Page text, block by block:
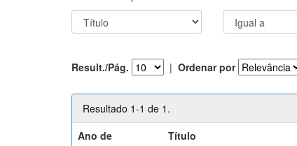
Result./Pág. | Ordenar por
Resultado 1-1 de 1.
Ano de
Título